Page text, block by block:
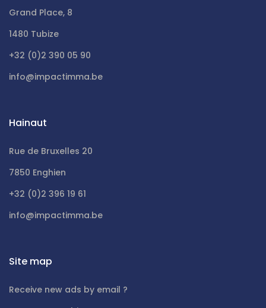
Grand Place, 8
1480 Tubize
+32 (0)2 390 05 90
info@impactimma.be
Hainaut
Rue de Bruxelles 20
7850 Enghien
+32 (0)2 396 19 61
info@impactimma.be
Site map
Receive new ads by email ?